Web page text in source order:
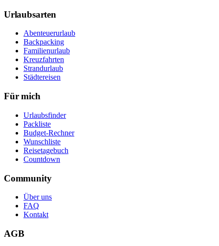
Urlaubsarten
Abenteuerurlaub
Backpacking
Familienurlaub
Kreuzfahrten
Strandurlaub
Städtereisen
Für mich
Urlaubsfinder
Packliste
Budget-Rechner
Wunschliste
Reisetagebuch
Countdown
Community
Über uns
FAQ
Kontakt
AGB